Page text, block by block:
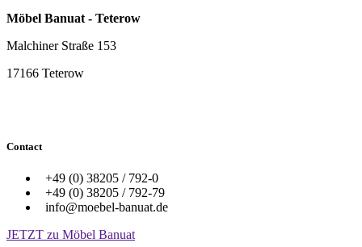
Möbel Banuat - Teterow
Malchiner Straße 153
17166 Teterow
Contact
+49 (0) 38205 / 792-0
+49 (0) 38205 / 792-79
info@moebel-banuat.de
JETZT zu Möbel Banuat